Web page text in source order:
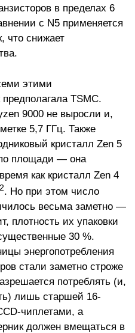
в пределах 6
с N5 применяется
что снижает
этими
TSMC.
9000 не выросли и,
5,7 ГГц. Также
кристалл Zen 5
площади — она
как кристалл Zen 4
2. Но при этом число
весьма заметно —
плотность их упаковки
30 %.
энергопотребления
стали заметно строже
потреблять (и,
лишь старшей 16-
чиплетами, а
должен вмещаться в